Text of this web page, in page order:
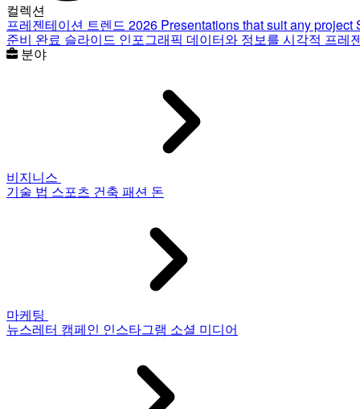
컬렉션
프레젠테이션 트렌드 2026 Presentations that suit any project
준비 완료 슬라이드 인포그래픽 데이터와 정보를 시각적 프레
분야
비지니스
기술 법 스포츠 건축 패션 돈
마케팅
뉴스레터 캠페인 인스타그램 소셜 미디어